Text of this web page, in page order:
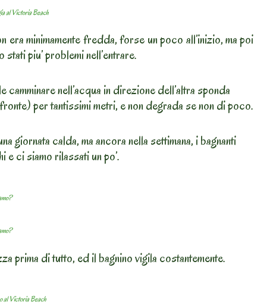
al Victoria Beach
era minimamente fredda, forse un poco all’inizio, ma poi
stati piu’ problemi nell’entrare.
camminare nell’acqua in direzione dell’altra sponda
per tantissimi metri, e non degrada se non di poco.
giornata calda, ma ancora nella settimana, i bagnanti
e ci siamo rilassati un po’.
prima di tutto, ed il bagnino vigila costantemente.
al Victoria Beach